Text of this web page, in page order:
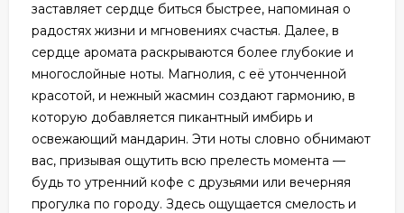
заставляет сердце биться быстрее, напоминая о
радостях жизни и мгновениях счастья. Далее, в
сердце аромата раскрываются более глубокие и
многослойные ноты. Магнолия, с её утонченной
красотой, и нежный жасмин создают гармонию, в
которую добавляется пикантный имбирь и
освежающий мандарин. Эти ноты словно обнимают
вас, призывая ощутить всю прелесть момента —
будь то утренний кофе с друзьями или вечерняя
прогулка по городу. Здесь ощущается смелость и